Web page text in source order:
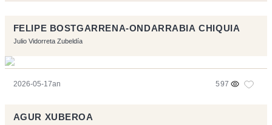
FELIPE BOSTGARRENA-ONDARRABIA CHIQUIA
Julio Vidorreta Zubeldía
2026-05-17an 597
AGUR XUBEROA